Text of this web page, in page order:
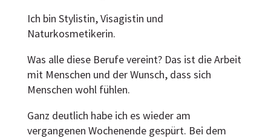
Ich bin Stylistin, Visagistin und
Naturkosmetikerin.
Was alle diese Berufe vereint? Das ist die Arbeit
mit Menschen und der Wunsch, dass sich
Menschen wohl fühlen.
Ganz deutlich habe ich es wieder am
vergangenen Wochenende gespürt. Bei dem